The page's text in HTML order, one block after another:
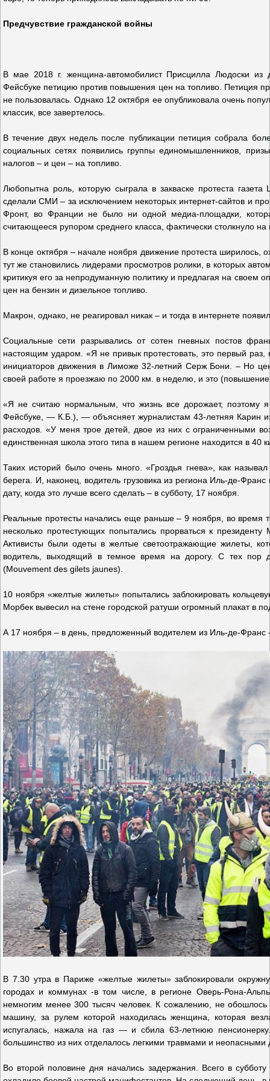
Предчувствие гражданской войны
В мае 2018 г. женщина-автомобилист Присцилла Людоски из
Фейсбуке петицию против повышения цен на топливо. Петиция
не пользовалась. Однако 12 октября ее опубликовала очень
классик, все завертелось.
В течение двух недель после публикации петиция собрала
социальных сетях появились группы единомышленников,
налогов – и цен – на топливо.
Любопытна роль, которую сыграла в закваске протеста
сделали СМИ – за исключением некоторых интернет-сайтов и
Фронт, во Франции не было ни одной медиа-площадки,
считающееся рупором среднего класса, фактически столкнуло
В конце октября – начале ноября движение протеста ширилось,
тут же становились лидерами просмотров ролики, в которых
критикуя его за непродуманную политику и предлагая на своем
цен на бензин и дизельное топливо.
Макрон, однако, не реагировал никак – и тогда в интернете
Социальные сети разрывались от сотен гневных постов
настоящим ударом. «Я не привык протестовать, это первый
инициаторов движения в Лиможе 32-летний Серж Бони. – Но
своей работе я проезжаю по 2000 км. в неделю, и это
«Я не считаю нормальным, что жизнь все дорожает, поэтому
Фейсбуке, — К.Б.), — объясняет журналистам 43-летняя Карин
расходов. «У меня трое детей, двое из них с ограниченными
единственная школа этого типа в нашем регионе находится в 40
Таких историй было очень много. «Гроздья гнева», как
берега. И, наконец, водитель грузовика из региона Иль-де-
дату, когда это лучше всего сделать – в субботу, 17 ноября.
Реальные протесты начались еще раньше – 9 ноября, во время
несколько протестующих попытались прорваться к
Активисты были одеты в желтые светоотражающие жилеты,
водитель, выходящий в темное время на дорогу. С тех пор
(Mouvement des gilets jaunes).
10 ноября «желтые жилеты» попытались заблокировать
Морбек вывесил на стене городской ратуши огромный плакат в
А 17 ноября – в день, предложенный водителем из Иль-де-Франс
В 7.30 утра в Париже «желтые жилеты» заблокировали
городах и коммунах -в том числе, в регионе Оверь-Рона-
немногим менее 300 тысяч человек. К сожалению, не
машину, за рулем которой находилась женщина, которая
испугалась, нажала на газ — и сбила 63-летнюю
большинство из них отделалось легкими травмами и
Во второй половине дня начались задержания. Всего в